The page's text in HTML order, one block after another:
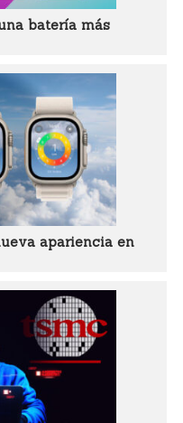
batería más
apariencia en